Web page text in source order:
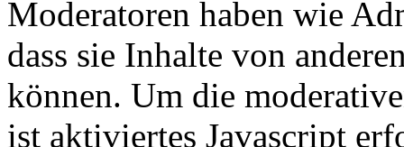
Moderatoren haben wie
dass sie Inhalte von
können. Um die
ist aktiviertes Javascript